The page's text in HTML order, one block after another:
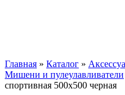
Главная » Каталог »
Мишени и пулеулавливатели
спортивная 500х500 черная